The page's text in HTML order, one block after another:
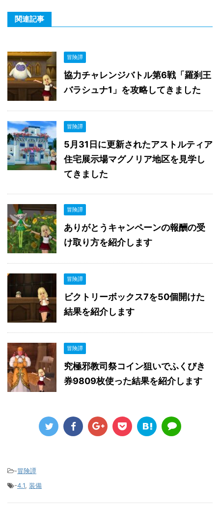
関連記事
冒険譚
協力チャレンジバトル第6戦「羅刹王
バラシュナ1」を攻略してきました
冒険譚
5月31日に更新されたアストルティア
住宅展示場マグノリア地区を見学し
てきました
冒険譚
ありがとうキャンペーンの報酬の受
け取り方を紹介します
冒険譚
ビクトリーボックス7を50個開けた
結果を紹介します
冒険譚
究極邪教司祭コイン狙いでふくびき
券9809枚使った結果を紹介します
-冒険譚
-4.1, 装備